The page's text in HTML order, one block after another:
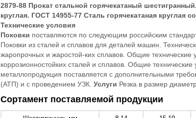
2879-88 Прокат стальной горячекатаный шестигранный.
круглая. ГОСТ 14955-77 Сталь горячекатаная круглая
Технические условия
Поковки поставляются по следующим российским
Поковки из сталей и сплавов для деталей машин.
жаропрочных и жаростой-ких сплавов. Общие технические
коррозионностойких сталей и сплавов. Общие
металлопродукция поставляется с дополнительными
(АТП) и с проведением УЗК. Услуги Резка в размер
Сортамент поставляемой продукции